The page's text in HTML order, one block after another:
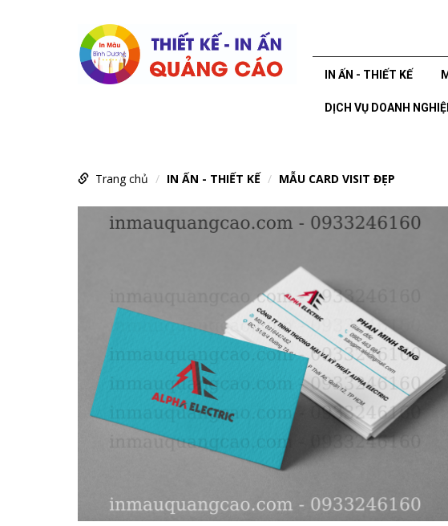
IN ẤN - THIẾT KẾ
DỊCH VỤ DOANH
Trang chủ IN ẤN - THIẾT KẾ MẪU CARD VISIT ĐẸP